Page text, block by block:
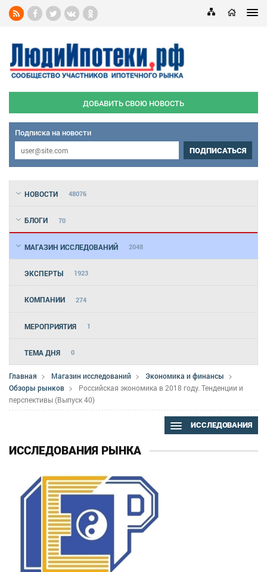
ДОБАВИТЬ СВОЮ НОВОСТЬ
Подписка на новости
ПОДПИСАТЬСЯ
НОВОСТИ 48076
БЛОГИ 70
МАГАЗИН ИССЛЕДОВАНИЙ 2048
ЭКСПЕРТЫ 1923
КОМПАНИИ 274
МЕРОПРИЯТИЯ 1
ТЕМА ДНЯ 0
Главная Магазин исследований
Экономика и финансы
Обзоры рынков
Российская экономика в 2018 году. Тенденции и
перспективы (Выпуск 40)
ИССЛЕДОВАНИЯ
ИССЛЕДОВАНИЯ РЫНКА